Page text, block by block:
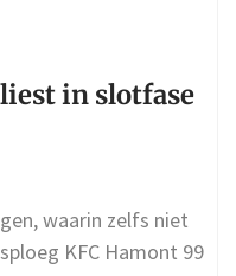
in slotfase
waarin zelfs niet
KFC Hamont 99